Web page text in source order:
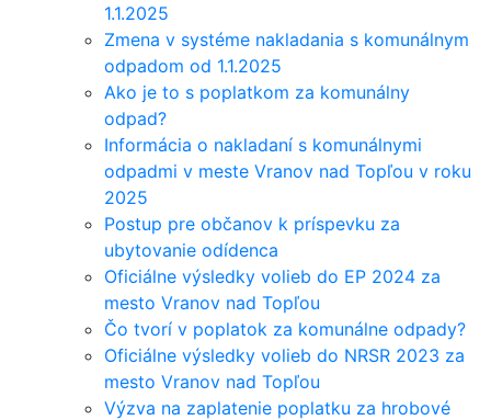
1.1.2025
Zmena v systéme nakladania s komunálnym
odpadom od 1.1.2025
Ako je to s poplatkom za komunálny
odpad?
Informácia o nakladaní s komunálnymi
odpadmi v meste Vranov nad Topľou v roku
2025
Postup pre občanov k príspevku za
ubytovanie odídenca
Oficiálne výsledky volieb do EP 2024 za
mesto Vranov nad Topľou
Čo tvorí v poplatok za komunálne odpady?
Oficiálne výsledky volieb do NRSR 2023 za
mesto Vranov nad Topľou
Výzva na zaplatenie poplatku za hrobové